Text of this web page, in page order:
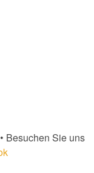
• Besuchen Sie uns